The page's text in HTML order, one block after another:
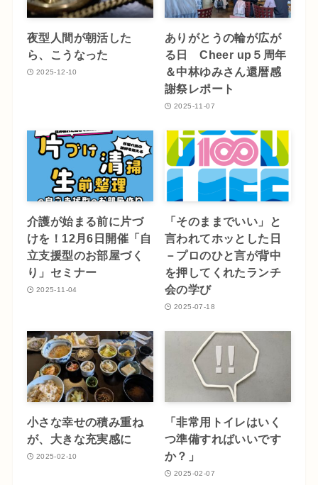
夜型人間が朝活した
ら、こうなった
2025-12-10
ありがとうの輪が広が
る日 Cheer up５周年
＆中林ゆみさん還暦感
謝祭レポート
2025-11-07
介護が始まる前に片づ
けを！12月6日開催「自
立支援型のお部屋づく
り」セミナー
2025-11-04
「そのままでいい」と
言われてホッとした日
－プロのひと言が背中
を押してくれたランチ
会の学び
2025-07-18
小さな幸せの積み重ね
が、大きな充実感に
2025-02-10
「非常用トイレはいく
つ準備すればいいです
か？」
2025-02-07